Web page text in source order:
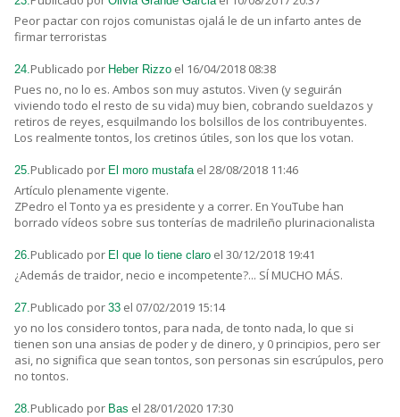
Peor pactar con rojos comunistas ojalá le de un infarto antes de
firmar terroristas
24. Publicado por Heber Rizzo el 16/04/2018 08:38
Pues no, no lo es. Ambos son muy astutos. Viven (y seguirán
viviendo todo el resto de su vida) muy bien, cobrando sueldazos y
retiros de reyes, esquilmando los bolsillos de los contribuyentes.
Los realmente tontos, los cretinos útiles, son los que los votan.
25. Publicado por El moro mustafa el 28/08/2018 11:46
Artículo plenamente vigente.
ZPedro el Tonto ya es presidente y a correr. En YouTube han
borrado vídeos sobre sus tonterías de madrileño plurinacionalista
26. Publicado por El que lo tiene claro el 30/12/2018 19:41
¿Además de traidor, necio e incompetente?... SÍ MUCHO MÁS.
27. Publicado por 33 el 07/02/2019 15:14
yo no los considero tontos, para nada, de tonto nada, lo que si
tienen son una ansias de poder y de dinero, y 0 principios, pero ser
asi, no significa que sean tontos, son personas sin escrúpulos, pero
no tontos.
28. Publicado por Bas el 28/01/2020 17:30